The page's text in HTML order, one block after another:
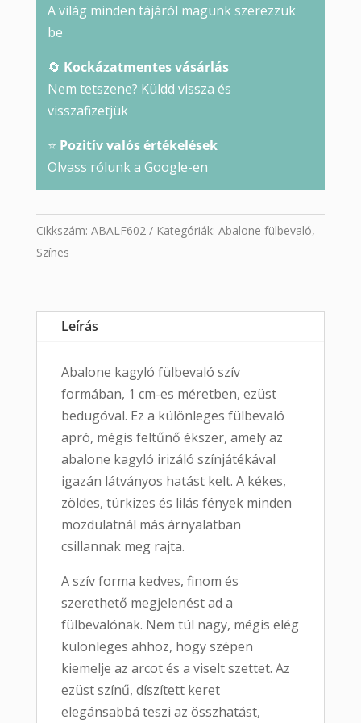
A világ minden tájáról magunk szerezzük
be
🔄 Kockázatmentes vásárlás
Nem tetszene? Küldd vissza és
visszafizetjük
⭐ Pozitív valós értékelések
Olvass rólunk a Google-en
Cikkszám: ABALF602 Kategóriák: Abalone fülbevaló,
Színes
Leírás
Abalone kagyló fülbevaló szív
formában, 1 cm-es méretben, ezüst
bedugóval. Ez a különleges fülbevaló
apró, mégis feltűnő ékszer, amely az
abalone kagyló irizáló színjátékával
igazán látványos hatást kelt. A kékes,
zöldes, türkizes és lilás fények minden
mozdulatnál más árnyalatban
csillannak meg rajta.
A szív forma kedves, finom és
szerethető megjelenést ad a
fülbevalónak. Nem túl nagy, mégis elég
különleges ahhoz, hogy szépen
kiemelje az arcot és a viselt szettet. Az
ezüst színű, díszített keret
elegánsabbá teszi az összhatást,